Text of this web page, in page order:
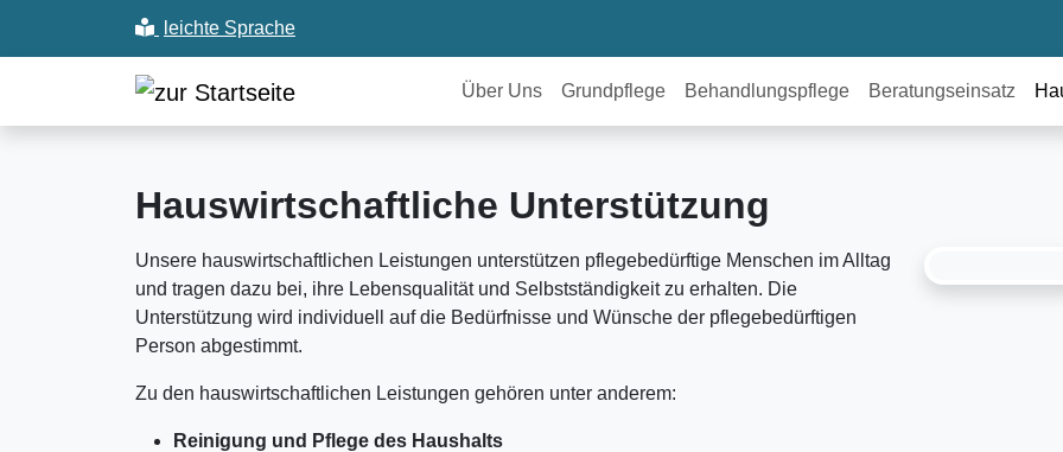
leichte Sprache
aktivieren
Über Uns Grundpflege Behandlungs­pflege Beratungs­einsatz
Hauswirtschaftliche Unterstützung
Unsere hauswirtschaftlichen Leistungen unterstützen pflegebedürftige Menschen im Alltag
und tragen dazu bei, ihre Lebensqualität und Selbstständigkeit zu erhalten. Die
Unterstützung wird individuell auf die Bedürfnisse und Wünsche der pflegebedürftigen
Person abgestimmt.
Zu den hauswirtschaftlichen Leistungen gehören unter anderem:
Reinigung und Pflege des Haushalts